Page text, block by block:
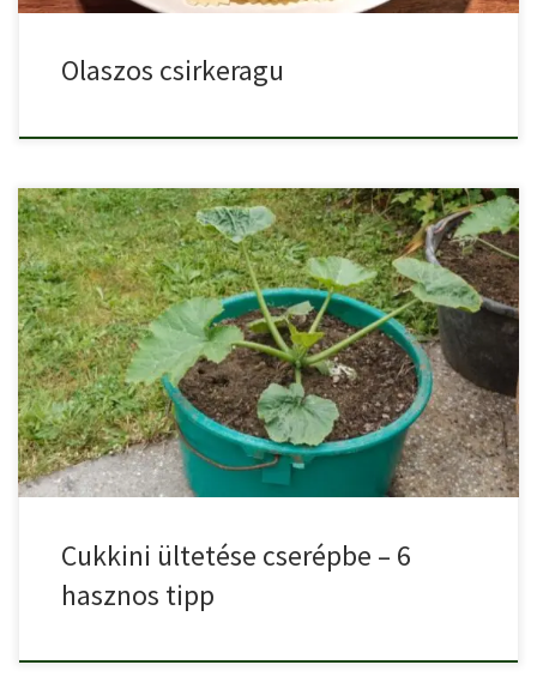
Olaszos csirkeragu
Cukkinit akár otthon a balkonon egy cserépben is nevelhetünk, és
[…]
Cukkini ültetése cserépbe – 6
hasznos tipp